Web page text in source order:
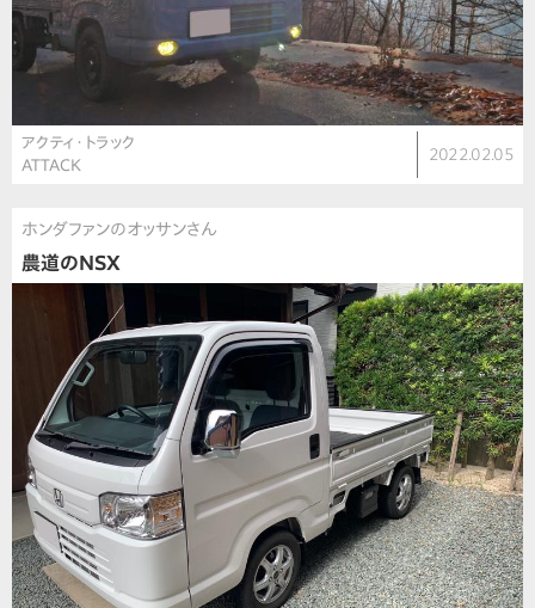
アクティ・トラック
ATTACK
2022.02.05
ホンダファンのオッサンさん
農道のNSX